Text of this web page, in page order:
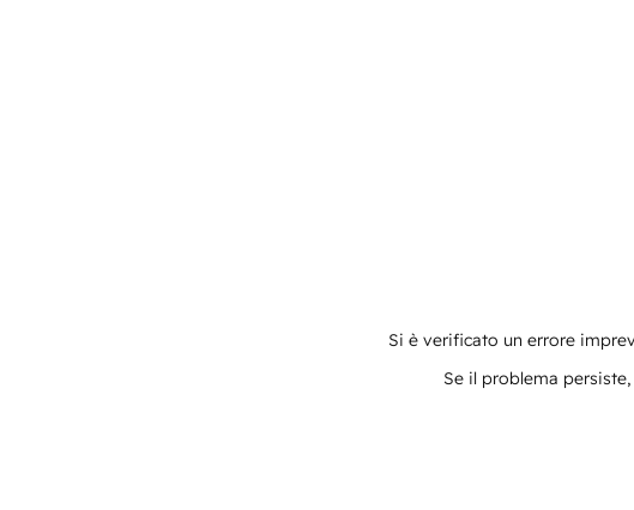
Si è verificato un errore
Se il problema